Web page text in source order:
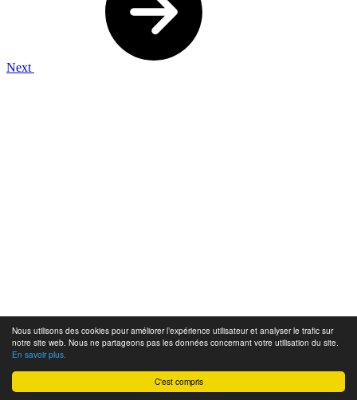
C'est compris
Nous utilisons des cookies pour améliorer l’expérience utilisateur et analyser le trafic sur
notre site web. Nous ne partageons pas les données concernant votre utilisation du site.
En savoir plus.
Next